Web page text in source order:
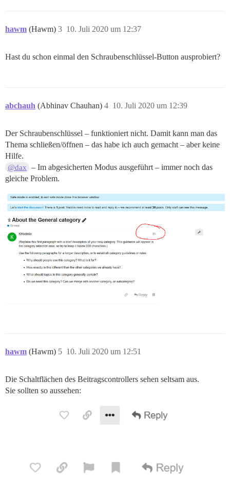
hawm (Hawm) 10. Juli 2020 um 12:37
3
Hast du schon einmal den Schraubenschlüssel-Button ausprobiert?
abchauh (Abhinav Chauhan) 10. Juli 2020 um 12:39
4
Der Schraubenschlüssel – funktioniert nicht. Damit kann man das
Thema schließen/öffnen – das habe ich auch gemacht – aber keine
Hilfe.
@dax
– Im abgesicherten Modus ausgeführt – immer noch das
gleiche Problem.
hawm (Hawm) 10. Juli 2020 um 12:51
5
Die Schaltflächen des Beitragscontrollers sehen seltsam aus.
Sie sollten so aussehen: